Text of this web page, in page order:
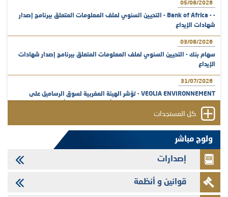
05/08/2026
- - Bank of Africa - التحيين السنوي لملف المعلومات المتعلق ببرنامج إصدار
شهادات الإيداع
03/08/2026
سهام بنك - التحيين السنوي لملف المعلومات المتعلق ببرنامج إصدار شهادات
الإيداع
31/07/2026
VEOLIA ENVIRONNEMENT - تؤشر الهيئة المغربية لسوق الرساميل على
29/07/2026
وفابايل - التحيين السنوي لملف المعلومات المتعلق ببرنامج إصدار سندات
شركات التمويل
29/07/2026
تهنئة بمناسبة عيد العرش المجيد
29/07/2026
كل المستجدات
ولوج مباشر
إصدارات
قوانين و أنظمة